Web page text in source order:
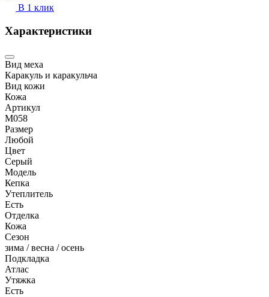
В 1 клик
Характеристики
Вид меха
Каракуль и каракульча
Вид кожи
Кожа
Артикул
M058
Размер
Любой
Цвет
Серый
Модель
Кепка
Утеплитель
Есть
Отделка
Кожа
Сезон
зима / весна / осень
Подкладка
Атлас
Утяжка
Есть